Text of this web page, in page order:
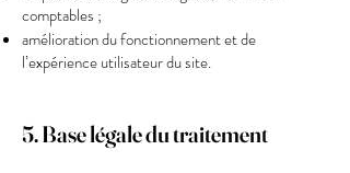
comptables ;
amélioration du fonctionnement et de
l’expérience utilisateur du site.
5. Base légale du traitement